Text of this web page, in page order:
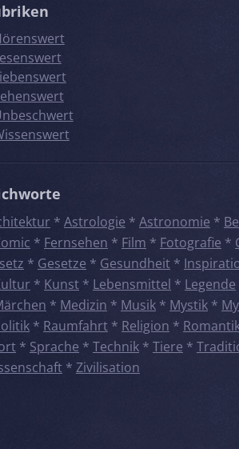
* Astrologie * Astronomie *
* Fernsehen * Film * Fotografie *
* Gesetze * Gesundheit *
* Kunst * Lebensmittel * Legende
* Medizin * Musik * Mystik *
* Raumfahrt * Religion *
* Sprache * Technik * Tiere *
* Zivilisation